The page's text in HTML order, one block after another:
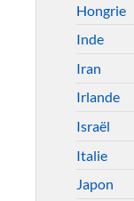
Hongrie
Inde
Iran
Irlande
Israël
Italie
Japon